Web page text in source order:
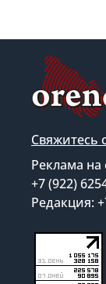
Свяжитесь
Реклама на
+7 (922)
Редакция: